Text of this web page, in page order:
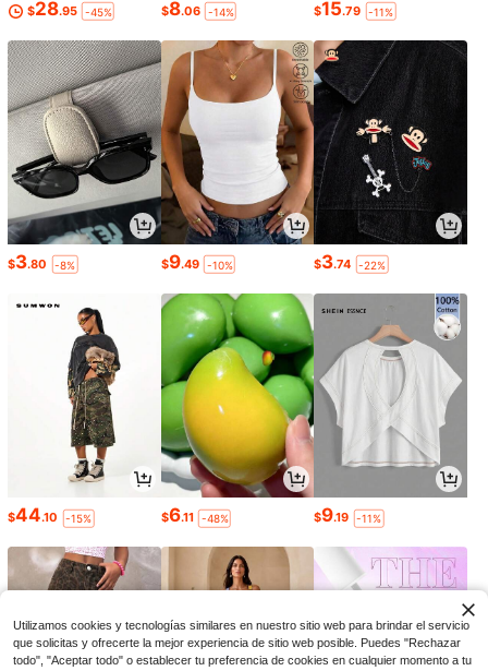
$28.95 -45% $8.06 -14% $15.79 -11%
$3.80 -8% $9.49 -10% $3.74 -22%
$44.10 -15% $6.11 -48% $9.19 -11%
Utilizamos cookies y tecnologías similares en nuestro sitio web para brindar el servicio
que solicitas y ofrecerte la mejor experiencia de sitio web posible. Puedes "Rechazar
todo", "Aceptar todo" o establecer tu preferencia de cookies en cualquier momento a tu